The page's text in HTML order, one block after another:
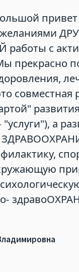
привет
с
прекрасно
совместная
"услуги"), а